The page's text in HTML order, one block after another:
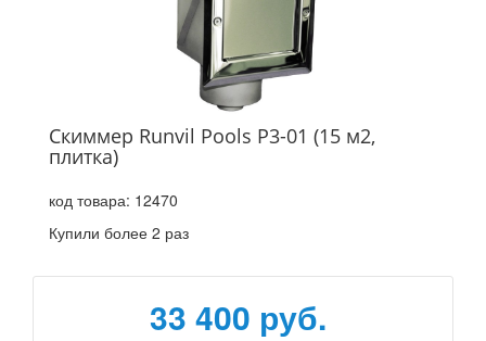
Скиммер Runvil Pools P3-01 (15 м2,
плитка)
код товара: 12470
Купили более 2 раз
33 400 руб.